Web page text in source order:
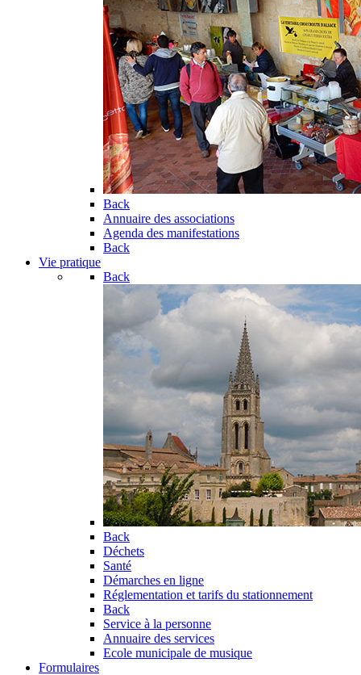
Back
Annuaire des associations
Agenda des manifestations
Back
Vie pratique
Back
Back
Déchets
Santé
Démarches en ligne
Réglementation et tarifs du stationnement
Back
Service à la personne
Annuaire des services
Ecole municipale de musique
Formulaires